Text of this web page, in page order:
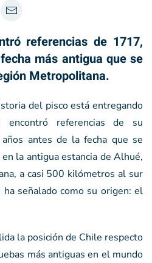
referencias de 1717,
más antigua que se
Metropolitana.
del pisco está entregando
referencias de su
antes de la fecha que se
la antigua estancia de Alhué,
a casi 500 kilómetros al sur
señalado como su origen: el
la posición de Chile respecto
más antiguas en el mundo